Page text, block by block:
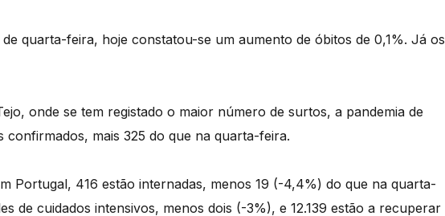
quarta-feira, hoje constatou-se um aumento de óbitos de 0,1%. Já os
onde se tem registado o maior número de surtos, a pandemia de
confirmados, mais 325 do que na quarta-feira.
Portugal, 416 estão internadas, menos 19 (-4,4%) do que na quarta-
de cuidados intensivos, menos dois (-3%), e 12.139 estão a recuperar